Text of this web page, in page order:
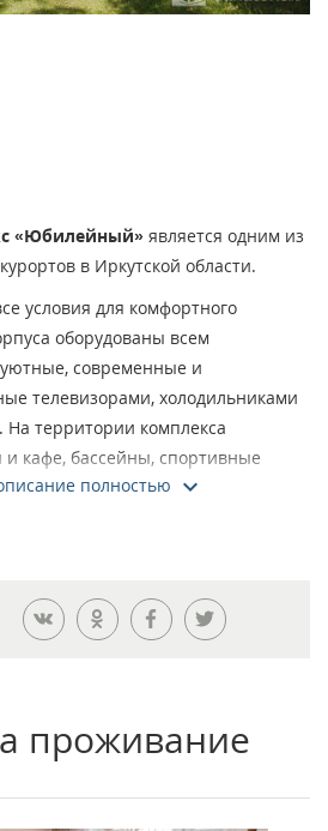
«Юбилейный» является одним из
в Иркутской области.
условия для комфортного
оборудованы всем
современные и
телевизорами, холодильниками
территории комплекса
кафе, бассейны, спортивные
зал, кинозалы и конференц-
здесь, нацелены на укрепление
органов дыхания,
мышечной системы, ЦНС.
полностью
проживание